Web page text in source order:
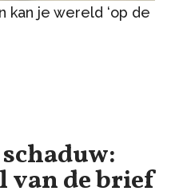
kan je wereld ‘op de
van de brief